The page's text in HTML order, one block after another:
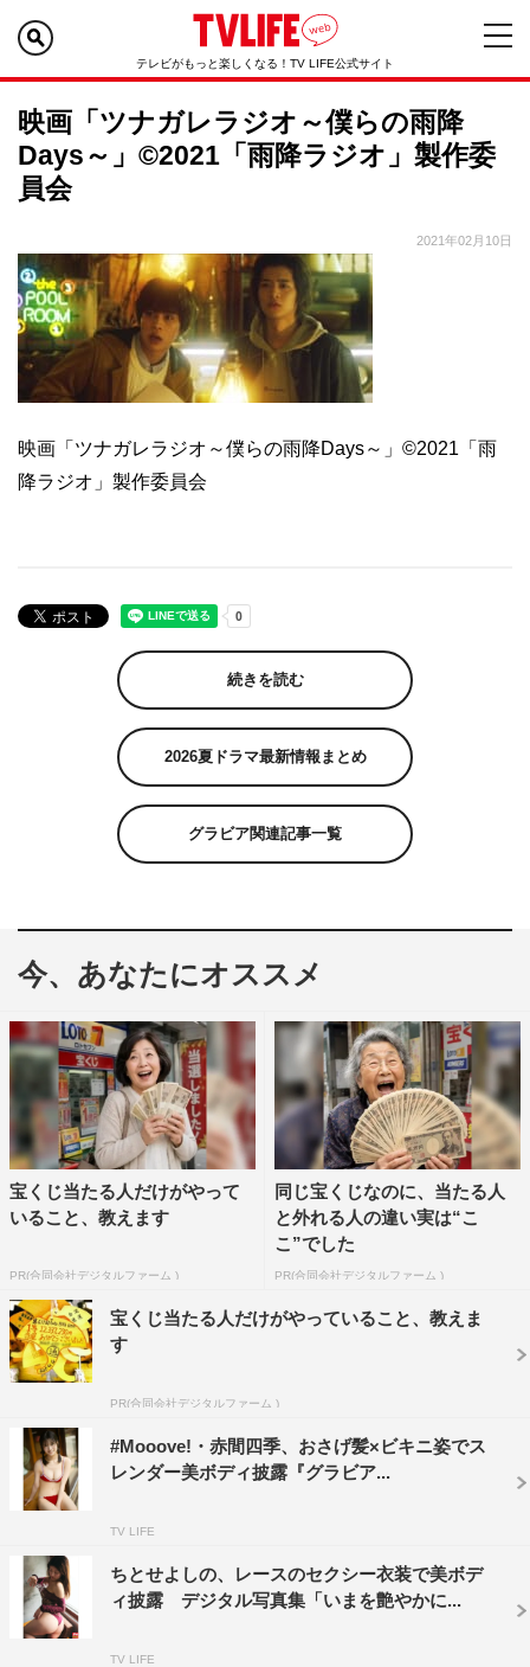
テレビがもっと楽しくなる！TV LIFE公式サイト
映画「ツナガレラジオ～僕らの雨降
Days～」©2021「雨降ラジオ」製作委
員会
2021年02月10日
映画「ツナガレラジオ～僕らの雨降Days～」©2021「雨
降ラジオ」製作委員会
続きを読む
2026夏ドラマ最新情報まとめ
グラビア関連記事一覧
今、あなたにオススメ
宝くじ当たる人だけがやって
いること、教えます
PR(合同会社デジタルファーム )
同じ宝くじなのに、当たる人
と外れる人の違い実は“こ
こ”でした
PR(合同会社デジタルファーム )
宝くじ当たる人だけがやっていること、教えま
す
PR(合同会社デジタルファーム )
#Mooove!・赤間四季、おさげ髪×ビキニ姿でス
レンダー美ボディ披露『グラビア...
TV LIFE
ちとせよしの、レースのセクシー衣装で美ボデ
ィ披露 デジタル写真集「いまを艶やかに...
TV LIFE